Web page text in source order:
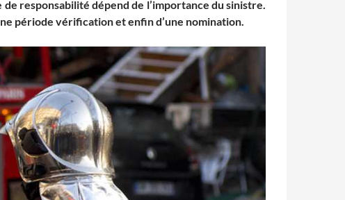
responsabilité dépend de l’importance du sinistre.
période vérification et enfin d’une nomination.